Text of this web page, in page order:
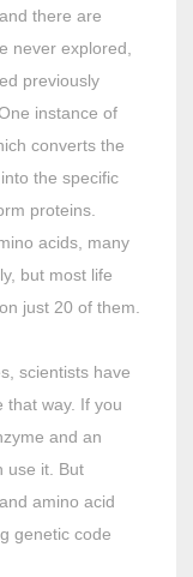
there are
never explored,
previously
instance of
converts the
the specific
proteins.
acids, many
but most life
just 20 of them.
scientists have
that way. If you
and an
use it. But
amino acid
genetic code